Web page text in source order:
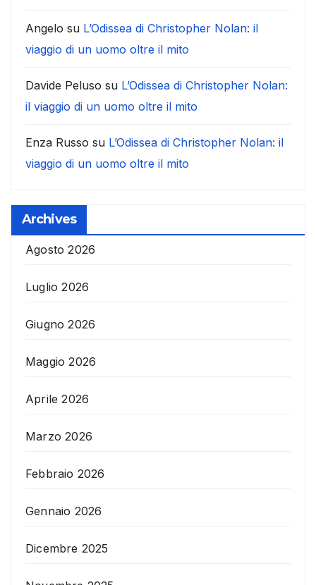
Angelo su L’Odissea di Christopher Nolan: il
viaggio di un uomo oltre il mito
Davide Peluso su L’Odissea di Christopher Nolan:
il viaggio di un uomo oltre il mito
Enza Russo su L’Odissea di Christopher Nolan: il
viaggio di un uomo oltre il mito
Archives
Agosto 2026
Luglio 2026
Giugno 2026
Maggio 2026
Aprile 2026
Marzo 2026
Febbraio 2026
Gennaio 2026
Dicembre 2025